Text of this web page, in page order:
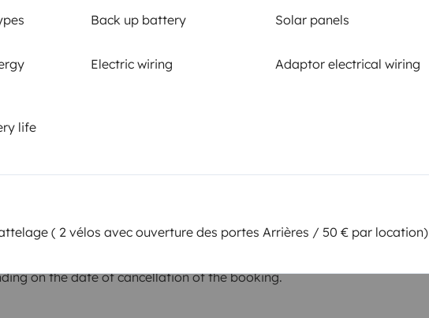
Back up battery Solar panels
Electric wiring Adaptor electrical wiring
life
( 2 vélos avec ouverture des portes Arrières / 50 € par location)
Not allowed
the
owner,
on the date of cancellation of the booking.